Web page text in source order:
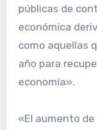
públicas de
económica
como aquellas
año para
economía».
«El aumento